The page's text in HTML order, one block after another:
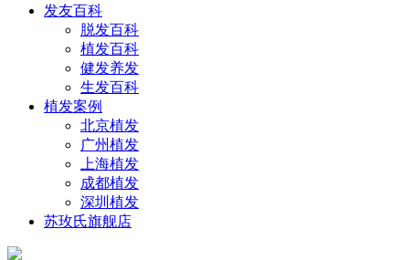
发友百科
脱发百科
植发百科
健发养发
生发百科
植发案例
北京植发
广州植发
上海植发
成都植发
深圳植发
苏玫氏旗舰店